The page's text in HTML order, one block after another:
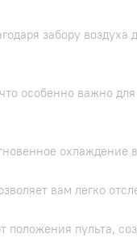
забору воздуха
особенно важно
охлаждение
вам легко
положения пульта,